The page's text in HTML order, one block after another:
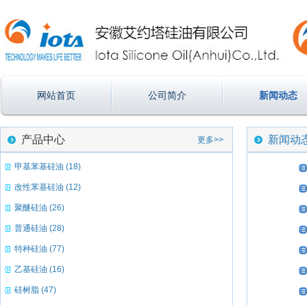
网站首页 公司简介 新闻动态
产品中心 更多>>
甲基苯基硅油 (18)
改性苯基硅油 (12)
聚醚硅油 (26)
普通硅油 (28)
特种硅油 (77)
乙基硅油 (16)
硅树脂 (47)
新闻动